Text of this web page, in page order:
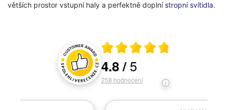
větších prostor vstupní haly a perfektně doplní stropní svítidla.
Hodnocení a recenze zákazníků
Průměrné hodnocení 4.8 z 5
4.8/5
258 hodnocení